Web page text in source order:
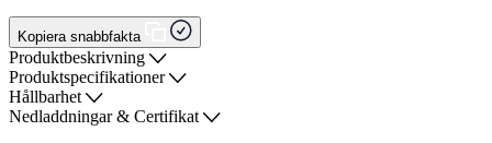
Kopiera snabbfakta
Produktbeskrivning
Produktspecifikationer
Hållbarhet
Nedladdningar & Certifikat